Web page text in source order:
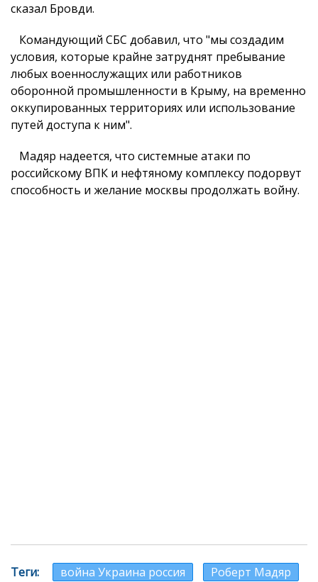
сказал Бровди.
Командующий СБС добавил, что "мы создадим
условия, которые крайне затруднят пребывание
любых военнослужащих или работников
оборонной промышленности в Крыму, на временно
оккупированных территориях или использование
путей доступа к ним".
Мадяр надеется, что системные атаки по
российскому ВПК и нефтяному комплексу подорвут
способность и желание москвы продолжать войну.
Теги война Украина россия
Роберт Мадяр